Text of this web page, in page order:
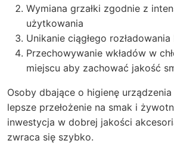
Wymiana grzałki zgodnie z
użytkowania
Unikanie ciągłego
Przechowywanie wkładów w
miejscu aby zachować jakość
Osoby dbające o higienę
lepsze przełożenie na smak i
inwestycja w dobrej jakości
zwraca się szybko.